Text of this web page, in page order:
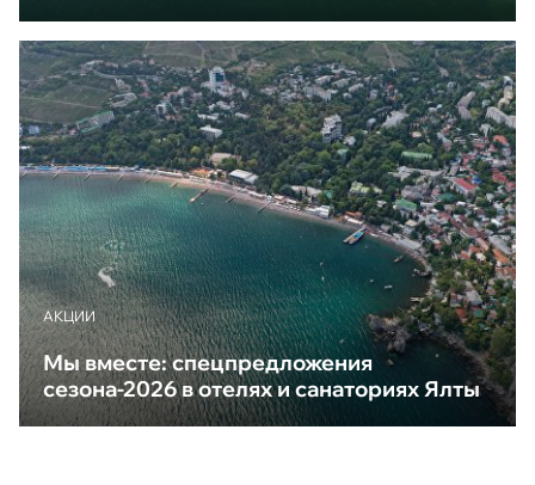
АКЦИИ
Мы вместе: спецпредложения
сезона-2026 в отелях и санаториях Ялты